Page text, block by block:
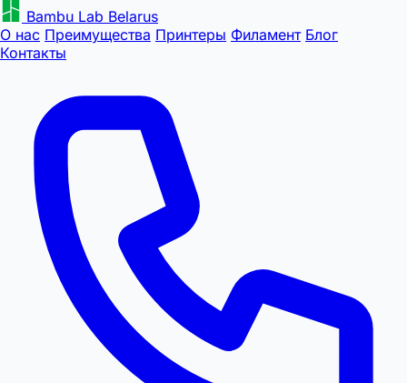
Bambu Lab Belarus
О нас Преимущества Принтеры Филамент Блог
Контакты